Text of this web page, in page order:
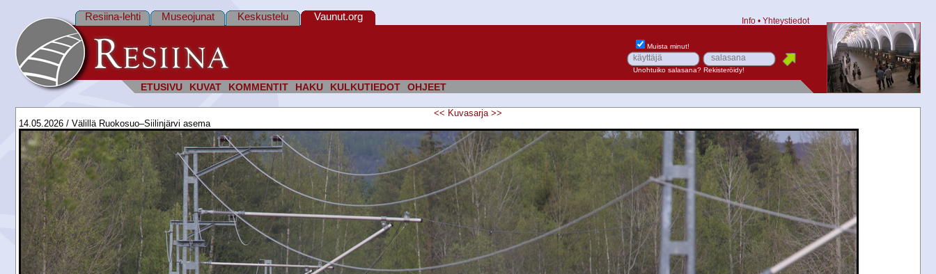
ETUSIVU KUVAT KOMMENTIT HAKU KULKUTIEDOT OHJEET
Resiina-lehti Museojunat Keskustelu Vaunut.org Info • Yhteystiedot
Muista minut!
Unohtuiko salasana? Rekisteröidy!
<< Kuvasarja >>
14.05.2026 / Välillä Ruokosuo–Siilinjärvi asema